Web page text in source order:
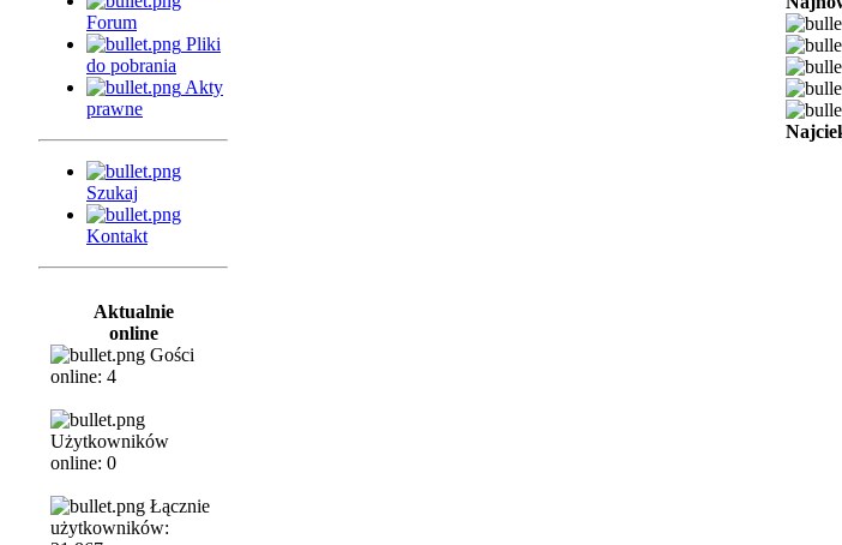
Forum
Pliki
do pobrania
Akty
prawne
Szukaj
Kontakt
Aktualnie
online
Gości
online: 4
Użytkowników
online: 0
Łącznie
użytkowników: